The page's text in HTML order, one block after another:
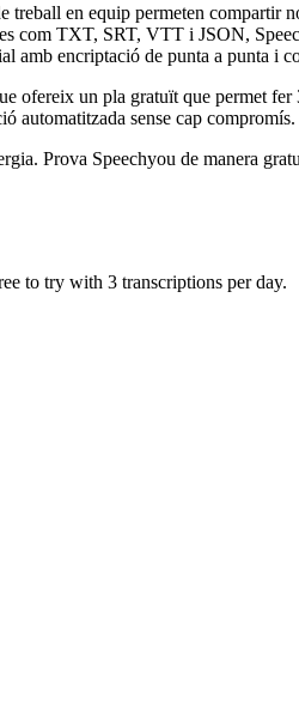
treball en equip permeten
com TXT, SRT, VTT i JSON,
amb encriptació de punta a punta i
ofereix un pla gratuït que permet
automatitzada sense cap compromís.
Prova Speechyou de manera
to try with 3 transcriptions per day.